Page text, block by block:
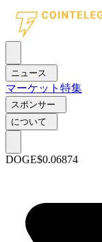
ニュース
マーケット 特集
スポンサー
について
DOGE$0.06874